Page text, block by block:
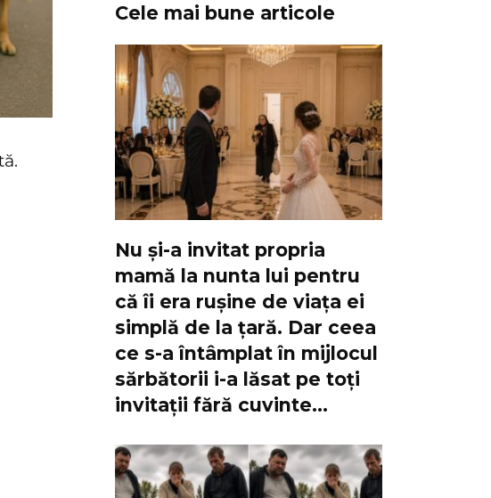
Cele mai bune articole
Nu și-a invitat propria
mamă la nunta lui pentru
că îi era rușine de viața ei
simplă de la țară. Dar ceea
ce s-a întâmplat în mijlocul
sărbătorii i-a lăsat pe toți
invitații fără cuvinte…